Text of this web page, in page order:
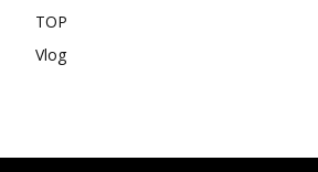
TOP
Vlog